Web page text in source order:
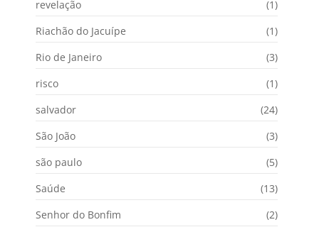
revelação
(1)
Riachão do Jacuípe
(1)
Rio de Janeiro
(3)
risco
(1)
salvador
(24)
São João
(3)
são paulo
(5)
Saúde
(13)
Senhor do Bonfim
(2)